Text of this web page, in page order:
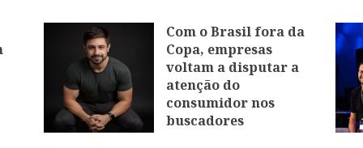
Com o Brasil fora da
Copa, empresas
voltam a disputar a
atenção do
consumidor nos
buscadores